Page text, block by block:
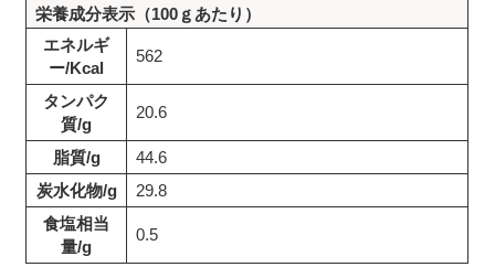
栄養成分表示（100ｇあたり）
エネルギ
ー/Kcal
562
タンパク
質/g
20.6
脂質/g
44.6
炭水化物/g
29.8
食塩相当
量/g
0.5